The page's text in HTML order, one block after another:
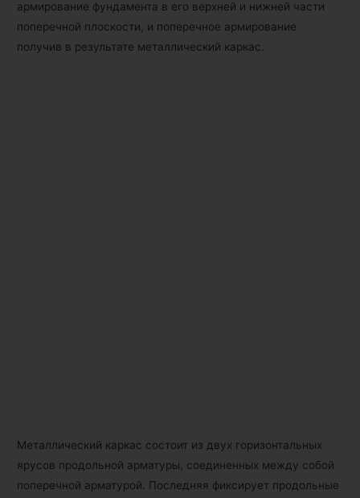
армирование фундамента в его верхней и нижней части
поперечной плоскости, и поперечное армирование
получив в результате металлический каркас.
Металлический каркас состоит из двух горизонтальных
ярусов продольной арматуры, соединенных между собой
поперечной арматурой. Последняя фиксирует продольные